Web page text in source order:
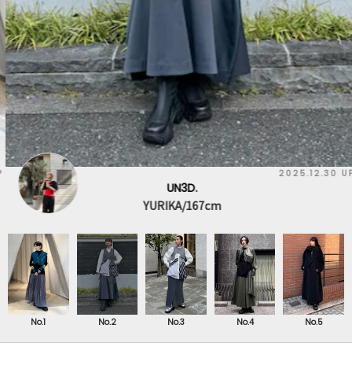
2025.12.30 UP
UN3D.
YURIKA/167cm
No.1 No.2 No.3 No.4 No.5